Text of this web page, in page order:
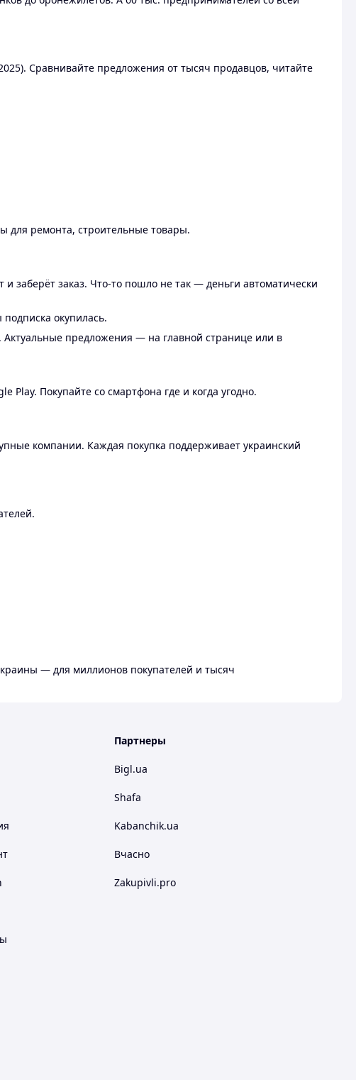
Сравнивайте предложения от тысяч продавцов, читайте
для ремонта, строительные товары.
заберёт заказ. Что-то пошло не так — деньги автоматически
окупилась.
предложения — на главной странице или в
Play. Покупайте со смартфона где и когда угодно.
компании. Каждая покупка поддерживает украинский
— для миллионов покупателей и тысяч
Партнеры
Bigl.ua
Shafa
Kabanchik.ua
Вчасно
Zakupivli.pro